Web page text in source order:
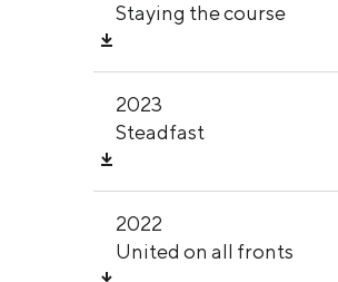
Staying the course
2023
Steadfast
2022
United on all fronts